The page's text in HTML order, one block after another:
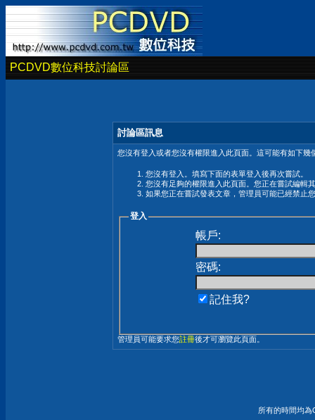
PCDVD數位科技討論區
討論區訊息
您沒有登入或者您沒有權限進入此頁面。這可能有如下幾
您沒有登入。填寫下面的表單登入後再次嘗試。
您沒有足夠的權限進入此頁面。您正在嘗試編輯
如果您正在嘗試發表文章，管理員可能已經禁止
登入
帳戶:
密碼:
記住我?
管理員可能要求您註冊後才可瀏覽此頁面。
所有的時間均為